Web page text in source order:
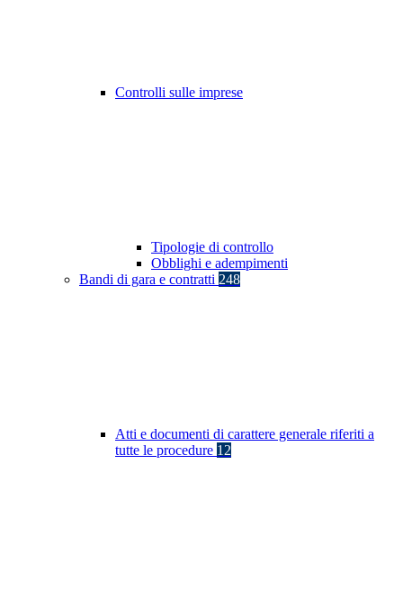
Controlli sulle imprese
Tipologie di controllo
Obblighi e adempimenti
Bandi di gara e contratti 248
Atti e documenti di carattere generale riferiti a
tutte le procedure 12